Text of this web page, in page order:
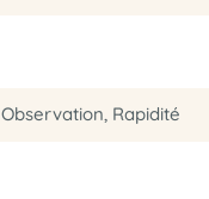
Observation, Rapidité